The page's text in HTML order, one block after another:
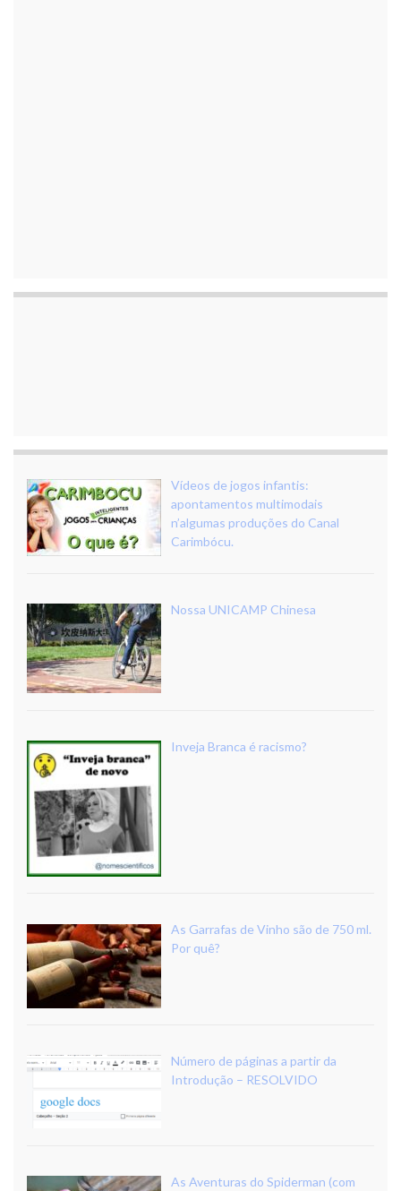
Vídeos de jogos infantis:
apontamentos multimodais
n’algumas produções do Canal
Carimbócu.
Nossa UNICAMP Chinesa
Inveja Branca é racismo?
As Garrafas de Vinho são de 750 ml.
Por quê?
Número de páginas a partir da
Introdução – RESOLVIDO
As Aventuras do Spiderman (com